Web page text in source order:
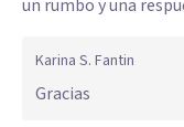
un rumbo y una
Karina S. Fantin
Gracias